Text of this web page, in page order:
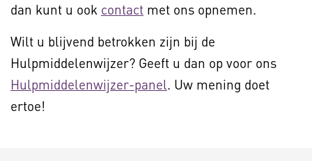
dan kunt u ook contact met ons opnemen.
Wilt u blijvend betrokken zijn bij de
Hulpmiddelenwijzer? Geeft u dan op voor ons
Hulpmiddelenwijzer-panel. Uw mening doet
ertoe!